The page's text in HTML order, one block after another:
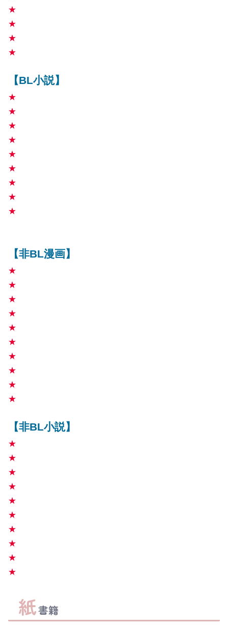
★
★
★
★
【BL小説】
★
★
★
★
★
★
★
★
★
【非BL漫画】
★
★
★
★
★
★
★
★
★
★
【非BL小説】
★
★
★
★
★
★
★
★
★
★
紙書籍